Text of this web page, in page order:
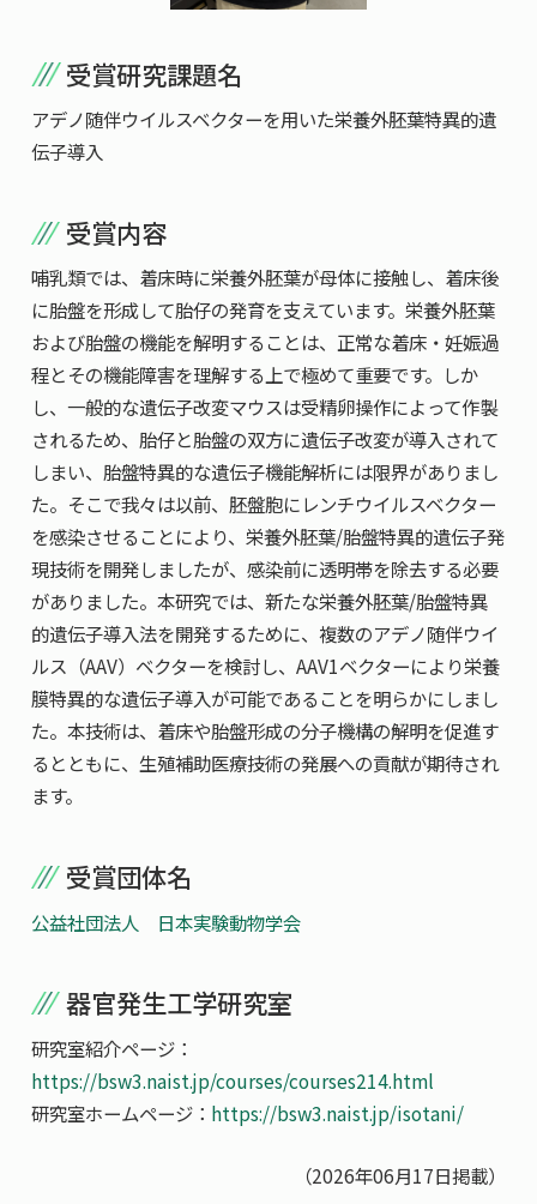
受賞研究課題名
アデノ随伴ウイルスベクターを用いた栄養外胚葉特異的遺
伝子導入
受賞内容
哺乳類では、着床時に栄養外胚葉が母体に接触し、着床後
に胎盤を形成して胎仔の発育を支えています。栄養外胚葉
および胎盤の機能を解明することは、正常な着床・妊娠過
程とその機能障害を理解する上で極めて重要です。しか
し、一般的な遺伝子改変マウスは受精卵操作によって作製
されるため、胎仔と胎盤の双方に遺伝子改変が導入されて
しまい、胎盤特異的な遺伝子機能解析には限界がありまし
た。そこで我々は以前、胚盤胞にレンチウイルスベクター
を感染させることにより、栄養外胚葉/胎盤特異的遺伝子発
現技術を開発しましたが、感染前に透明帯を除去する必要
がありました。本研究では、新たな栄養外胚葉/胎盤特異
的遺伝子導入法を開発するために、複数のアデノ随伴ウイ
ルス（AAV）ベクターを検討し、AAV1ベクターにより栄養
膜特異的な遺伝子導入が可能であることを明らかにしまし
た。本技術は、着床や胎盤形成の分子機構の解明を促進す
るとともに、生殖補助医療技術の発展への貢献が期待され
ます。
受賞団体名
公益社団法人 日本実験動物学会
器官発生工学研究室
研究室紹介ページ：
https://bsw3.naist.jp/courses/courses214.html
研究室ホームページ： https://bsw3.naist.jp/isotani/
（2026年06月17日掲載）